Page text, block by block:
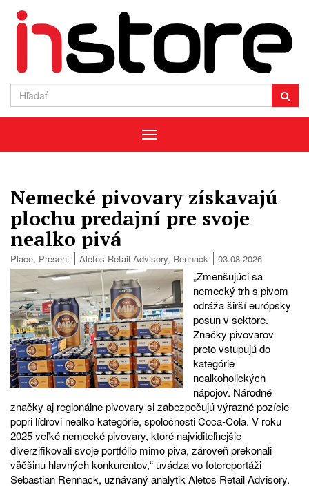
Menu
Nemecké pivovary získavajú
plochu predajní pre svoje
nealko pivá
Place, Present Aletos Retail Advisory, Rennack 03.08 2026
„Zmenšujúci sa
nemecký trh s pivom
odráža širší európsky
posun v sektore.
Značky pivovarov
preto vstupujú do
kategórie
nealkoholických
nápojov. Národné
značky aj regionálne pivovary si zabezpečujú výrazné pozície
popri lídrovi nealko kategórie, spoločnosti Coca-Cola. V roku
2025 veľké nemecké pivovary, ktoré najviditeľnejšie
diverzifikovali svoje portfólio mimo piva, zároveň prekonali
väčšinu hlavných konkurentov,“ uvádza vo fotoreportáži
Sebastian Rennack, uznávaný analytik Aletos Retail Advisory.